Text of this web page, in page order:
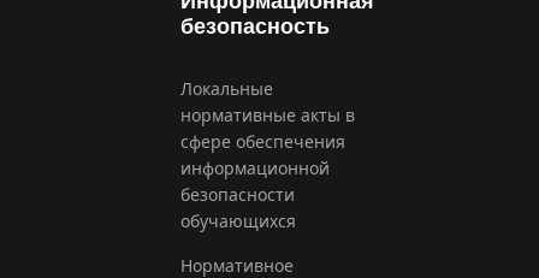
безопасность
Локальные
нормативные акты в
сфере обеспечения
информационной
безопасности
обучающихся
Нормативное